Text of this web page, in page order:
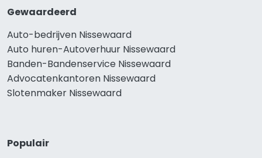
Gewaardeerd
Auto-bedrijven Nissewaard
Auto huren-Autoverhuur Nissewaard
Banden-Bandenservice Nissewaard
Advocatenkantoren Nissewaard
Slotenmaker Nissewaard
Populair